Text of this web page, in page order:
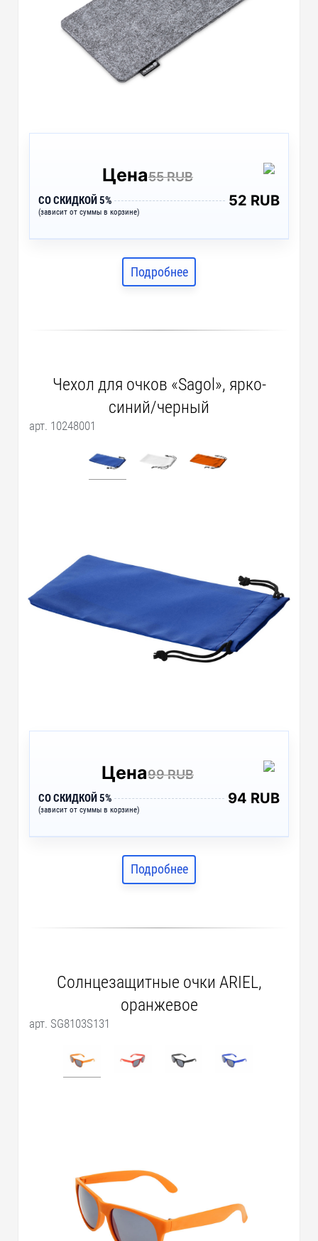
Цена55 RUB
СО СКИДКОЙ 5%
(зависит от суммы в корзине)
52 RUB
Подробнее
Чехол для очков «Sagol», ярко-
синий/черный
арт. 10248001
Цена99 RUB
СО СКИДКОЙ 5%
(зависит от суммы в корзине)
94 RUB
Подробнее
Солнцезащитные очки ARIEL,
оранжевое
арт. SG8103S131